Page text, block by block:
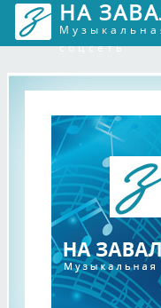
НА
соцсеть